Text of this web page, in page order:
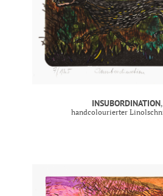
INSUBORDINATION
handcolourierter